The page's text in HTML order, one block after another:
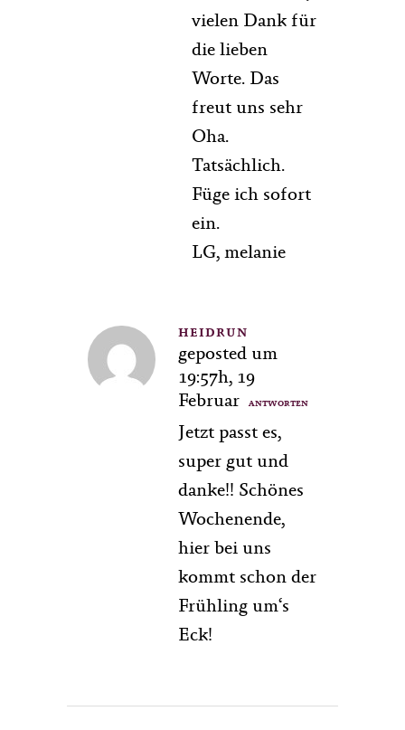
vielen Dank für
die lieben
Worte. Das
freut uns sehr
Oha.
Tatsächlich.
Füge ich sofort
ein.
LG, melanie
HEIDRUN
geposted um
19:57h, 19
Februar
ANTWORTEN
Jetzt passt es,
super gut und
danke!! Schönes
Wochenende,
hier bei uns
kommt schon der
Frühling um‘s
Eck!